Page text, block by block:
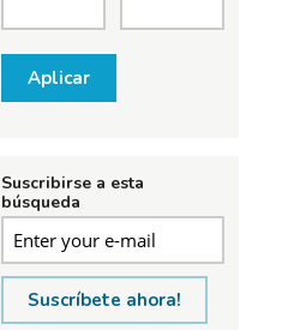
Aplicar
Suscribirse a esta
búsqueda
Suscríbete ahora!